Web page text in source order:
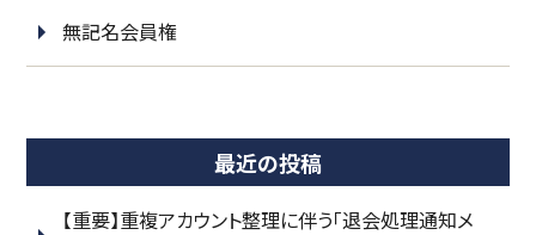
無記名会員権
最近の投稿
【重要】重複アカウント整理に伴う「退会処理通知メ